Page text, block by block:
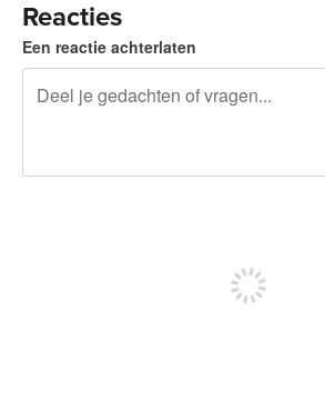
Reacties
Een reactie achterlaten